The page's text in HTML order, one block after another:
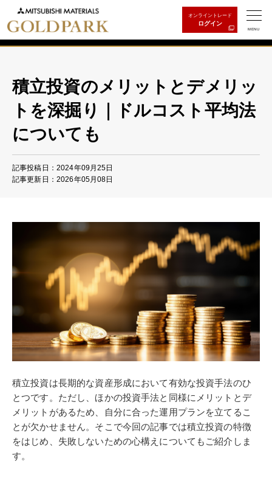
オンライントレード
ログイン
MENU
積立投資のメリットとデメリッ
トを深掘り｜ドルコスト平均法
についても
記事投稿日：2024年09月25日
記事更新日：2026年05月08日
積立投資は長期的な資産形成において有効な投資手法のひ
とつです。ただし、ほかの投資手法と同様にメリットとデ
メリットがあるため、自分に合った運用プランを立てるこ
とが欠かせません。そこで今回の記事では積立投資の特徴
をはじめ、失敗しないための心構えについてもご紹介しま
す。